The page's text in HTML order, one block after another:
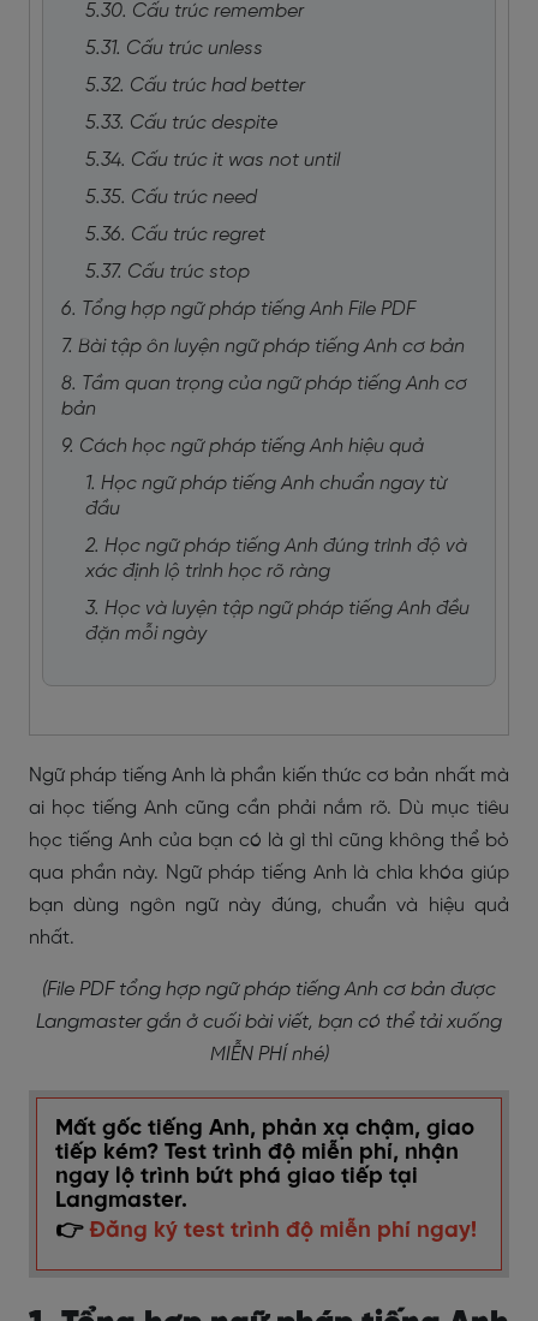
5.30. Cấu trúc remember
5.31. Cấu trúc unless
5.32. Cấu trúc had better
5.33. Cấu trúc despite
5.34. Cấu trúc it was not until
5.35. Cấu trúc need
5.36. Cấu trúc regret
5.37. Cấu trúc stop
6. Tổng hợp ngữ pháp tiếng Anh File PDF
7. Bài tập ôn luyện ngữ pháp tiếng Anh cơ bản
8. Tầm quan trọng của ngữ pháp tiếng Anh cơ
bản
9. Cách học ngữ pháp tiếng Anh hiệu quả
1. Học ngữ pháp tiếng Anh chuẩn ngay từ
đầu
2. Học ngữ pháp tiếng Anh đúng trình độ và
xác định lộ trình học rõ ràng
3. Học và luyện tập ngữ pháp tiếng Anh đều
đặn mỗi ngày
Ngữ pháp tiếng Anh là phần kiến thức cơ bản nhất mà
ai học tiếng Anh cũng cần phải nắm rõ. Dù mục tiêu
học tiếng Anh của bạn có là gì thì cũng không thể bỏ
qua phần này. Ngữ pháp tiếng Anh là chìa khóa giúp
bạn dùng ngôn ngữ này đúng, chuẩn và hiệu quả
nhất.
(File PDF tổng hợp ngữ pháp tiếng Anh cơ bản được
Langmaster gắn ở cuối bài viết, bạn có thể tải xuống
MIỄN PHÍ nhé)
Mất gốc tiếng Anh, phản xạ chậm, giao
tiếp kém? Test trình độ miễn phí, nhận
ngay lộ trình bứt phá giao tiếp tại
Langmaster.
👉 Đăng ký test trình độ miễn phí ngay!